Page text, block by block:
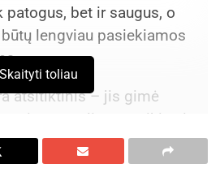
bet ir saugus, o
lengviau pasiekiamos
atsitiktinis – jis gimė
realius poreikius ir
kurie tarnautų ne
darbai yra dalis platesnio
Skaityti toliau